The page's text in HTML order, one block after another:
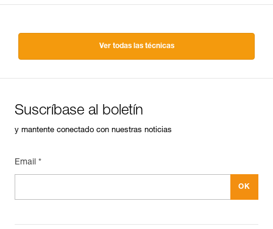
Ver todas las técnicas
Suscríbase al boletín
y mantente conectado con nuestras noticias
Email *